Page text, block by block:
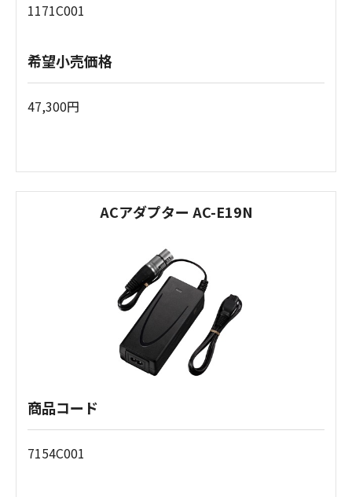
1171C001
希望小売価格
47,300円
ACアダプター AC-E19N
商品コード
7154C001